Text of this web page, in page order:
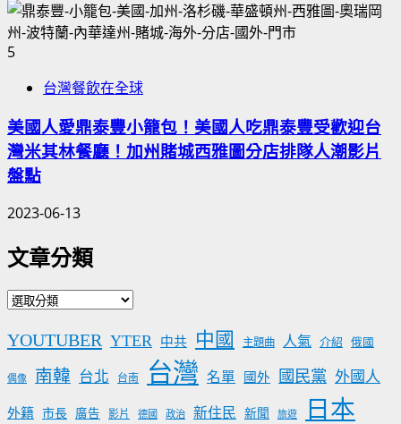
5
台灣餐飲在全球
美國人愛鼎泰豐小籠包！美國人吃鼎泰豐受歡迎台
灣米其林餐廳！加州賭城西雅圖分店排隊人潮影片
盤點
2023-06-13
文章分類
文
分
YOUTUBER YTER 中共 中國 主題曲 人氣 介紹 俄國
偶像 南韓 台北 台南 台灣 名單 國外 國民黨 外國人
外籍 市長 廣告 影片 德國 政治 新住民 新聞 旅遊 日本